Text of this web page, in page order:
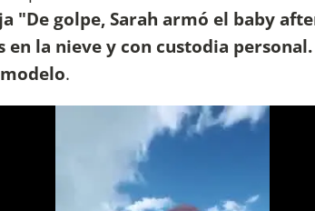
"De golpe, Sarah armó el baby
la nieve y con custodia
modelo.